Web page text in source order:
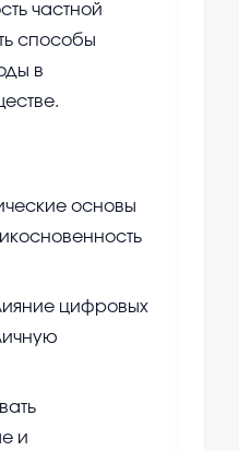
частной
способы
в
основы
цифровых
и